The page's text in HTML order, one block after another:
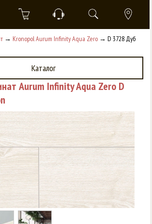
→ Kronopol Aurum Infinity Aqua Zero → D 3728 Дуб
Каталог
Aurum Infinity Aqua Zero D